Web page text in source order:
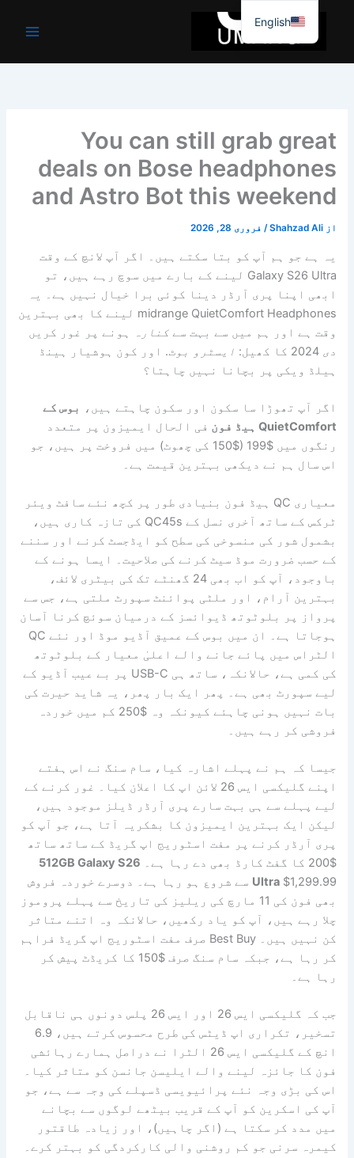
جائیں۔
You can still grab great
deals on Bose headphones
and Astro Bot this weekend
از Shahzad Ali
/ فروری 28, 2026
یہ ہے جو ہم آپ کو بتا سکتے ہیں۔ اگر آپ لانچ کے وقت
Galaxy S26 Ultra لینے کے بارے میں سوچ رہے ہیں، تو
ابھی اپنا پری آرڈر دینا کوئی برا خیال نہیں ہے۔ یہ
midrange QuietComfort Headphones لینے کا بھی بہترین
وقت ہے اور ہم میں سے بہت سےکنارہ
ہونے پر غور کریں
دی 2024 کا کھیل: ایسٹرو بوٹ. اور کون ہوشیار ہینڈ
ہیلڈ ویکی پر بچانا نہیں چاہتا؟
اگر آپ تھوڑا سا سکون اور سکون چاہتے ہیں، بوس کے
QuietComfort ہیڈ فون
فی الحال ایمیزون پر متعدد
رنگوں میں $199 ($150 کی چھوٹ) میں فروخت پر ہیں، جو
اس سال ہم نے دیکھی بہترین قیمت ہے۔
معیاری QC ہیڈ فون بنیادی طور پر کچھ نئے سافٹ ویئر
ٹرکس کے ساتھ آخری نسل کے QC45s کی تازہ کاری ہیں،
بشمول شور کی منسوخی کی سطح کو ایڈجسٹ کرنے اور سننے
کے حسب ضرورت موڈ سیٹ کرنے کی صلاحیت۔ ایسا ہونے کے
باوجود، آپ کو اب بھی 24 گھنٹے تک کی بیٹری لائف،
بہترین آرام، اور ملٹی پوائنٹ سپورٹ ملتی ہے، جس سے
پرواز پر بلوٹوتھ ڈیوائسز کے درمیان سوئچ کرنا آسان
ہوجاتا ہے۔ ان میں بوس کے عمیق آڈیو موڈ اور نئے QC
الٹراس میں پائے جانے والے اعلیٰ معیار کے بلوٹوتھ
کی کمی ہے، حالانکہ، ساتھ ہی USB-C پر بے عیب آڈیو کے
لیے سپورٹ بھی ہے۔ پھر ایک بار پھر، یہ شاید حیرت کی
بات نہیں ہونی چاہئے کیونکہ وہ $250 کم میں خوردہ
فروشی کر رہے ہیں۔
جیسا کہ ہم نے پہلے اشارہ کیا، سام سنگ نے اس ہفتے
اپنے گلیکسی ایس 26 لائن اپ کا اعلان کیا۔ غور کرنے کے
لیے پہلے سے ہی بہت سارے پری آرڈر ڈیلز موجود ہیں،
لیکن ایک بہترین ایمیزون کا بشکریہ آتا ہے، جو آپ کو
پری آرڈر کرنے پر مفت اسٹوریج اپ گریڈ کے ساتھ ساتھ
$200 کا گفٹ کارڈ بھی دے رہا ہے۔
512GB Galaxy S26
Ultra $1,299.99 سے شروع ہو رہا ہے۔ دوسرے خوردہ فروش
بھی فون کی 11 مارچ کی ریلیز کی تاریخ سے پہلے پروموز
چلا رہے ہیں، آپ کو یاد رکھیں، حالانکہ وہ اتنے متاثر
کن نہیں ہیں۔ Best Buy صرف مفت اسٹوریج اپ گریڈ فراہم
کر رہا ہے، جبکہ سام سنگ صرف $150 کا کریڈٹ پیش کر
رہا ہے۔
جب کہ گلیکسی ایس 26 اور ایس 26 پلس دونوں ہی ناقابل
تسخیر، تکراری اپ ڈیٹس کی طرح محسوس کرتے ہیں، 6.9
انچ کے گلیکسی ایس 26 الٹرا نے دراصل ہمارے رہائشی
فون کا جائزہ لینے والے ایلیسن جانسن کو متاثر کیا۔
اس کی بڑی وجہ نئے پرائیویسی ڈسپلے کی وجہ سے ہے، جو
آپ کی اسکرین کو آپ کے قریب بیٹھے لوگوں سے بچانے
میں مدد کر سکتا ہے (اگر چاہیں)، اور زیادہ طاقتور
کیمرہ سرنی جو کم روشنی والی کارکردگی کو بہتر کرے۔
English